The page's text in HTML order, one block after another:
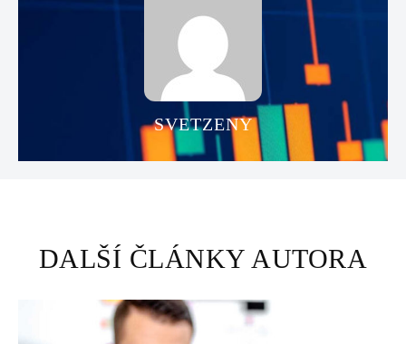
SVETZENY
DALŠÍ ČLÁNKY AUTORA